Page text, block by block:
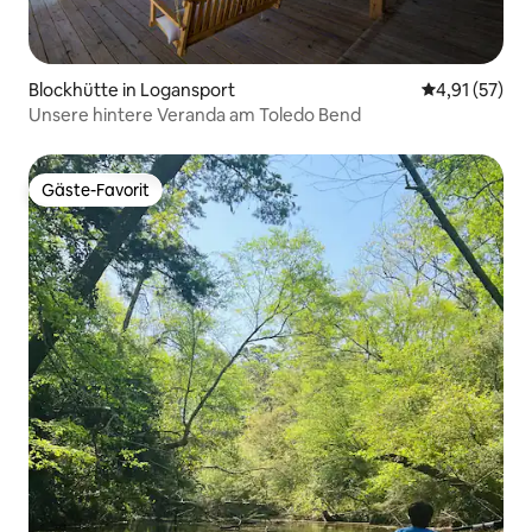
Blockhütte in Logansport
4,91 (57)
Unsere hintere Veranda am Toledo Bend
Gäste-Favorit
Gäste-Favorit